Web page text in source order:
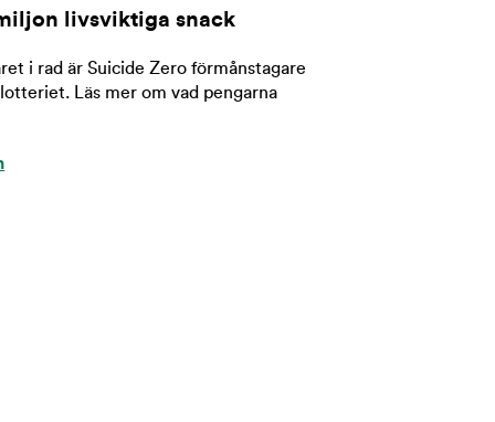
livsviktiga snack
i rad är Suicide Zero förmånstagare
Läs mer om vad pengarna